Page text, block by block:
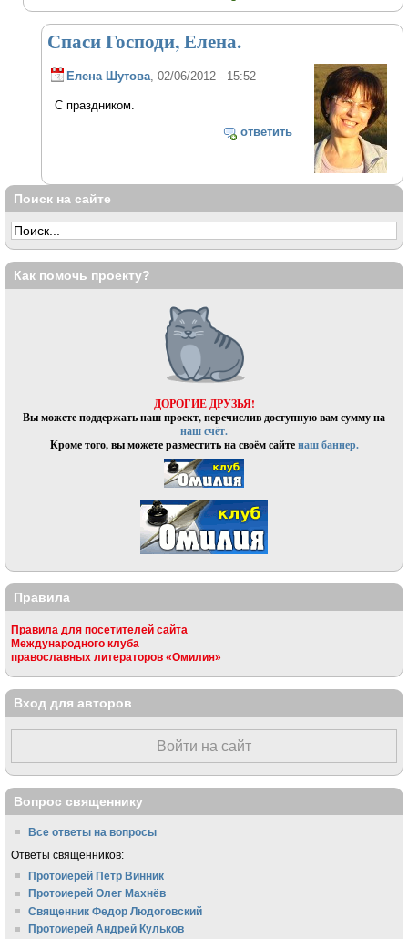
Спаси Господи, Елена.
Елена Шутова , 02/06/2012 - 15:52
С праздником.
ответить
Поиск на сайте
Как помочь проекту?
ДОРОГИЕ ДРУЗЬЯ!
Вы можете поддержать наш проект, перечислив доступную вам сумму на
наш счёт.
Кроме того, вы можете разместить на своём сайтенаш баннер.
Правила
Правила для посетителей сайта
Международного клуба
православных литераторов «Омилия»
Вход для авторов
Войти на сайт
Вопрос священнику
Все ответы на вопросы
Ответы священников:
Протоиерей Пётр Винник
Протоиерей Олег Махнёв
Священник Федор Людоговский
Протоиерей Андрей Кульков